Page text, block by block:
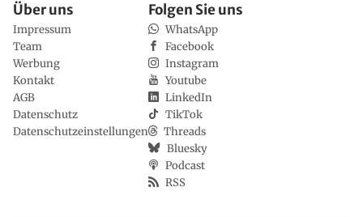
Über uns
Impressum
Team
Werbung
Kontakt
AGB
Datenschutz
Datenschutzeinstellungen
Folgen Sie uns
WhatsApp
Facebook
Instagram
Youtube
LinkedIn
TikTok
Threads
Bluesky
Podcast
RSS